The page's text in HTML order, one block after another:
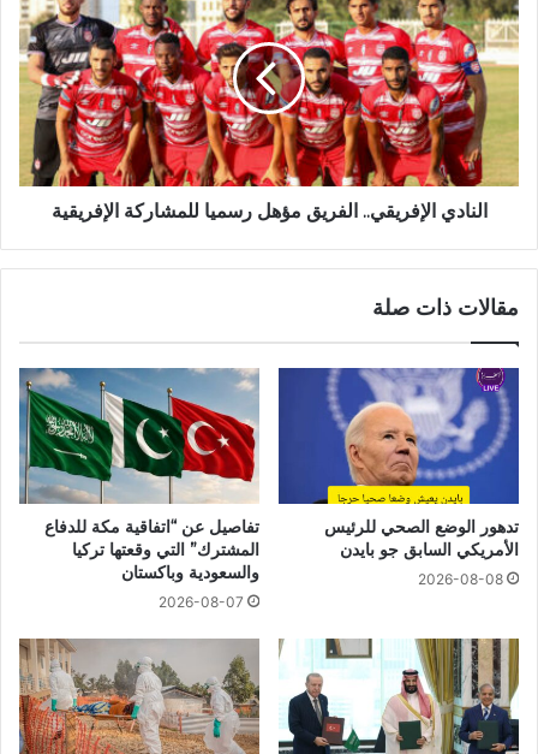
النادي الإفريقي.. الفريق مؤهل رسميا للمشاركة الإفريقية
مقالات ذات صلة
تدهور الوضع الصحي للرئيس
الأمريكي السابق جو بايدن
2026-08-08
تفاصيل عن “اتفاقية مكة للدفاع
المشترك” التي وقعتها تركيا
والسعودية وباكستان
2026-08-07